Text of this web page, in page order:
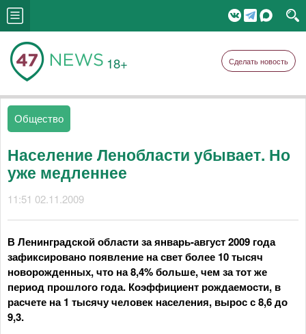
18+ Сделать новость
Общество
Население Ленобласти убывает. Но
уже медленнее
11:51 02.11.2009
В Ленинградской области за январь-август 2009 года
зафиксировано появление на свет более 10 тысяч
новорожденных, что на 8,4% больше, чем за тот же
период прошлого года. Коэффициент рождаемости, в
расчете на 1 тысячу человек населения, вырос с 8,6 до
9,3.